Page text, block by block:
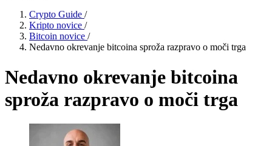
Crypto Guide /
Kripto novice /
Bitcoin novice /
Nedavno okrevanje bitcoina sproža razpravo o moči trga
Nedavno okrevanje bitcoina
sproža razpravo o moči trga